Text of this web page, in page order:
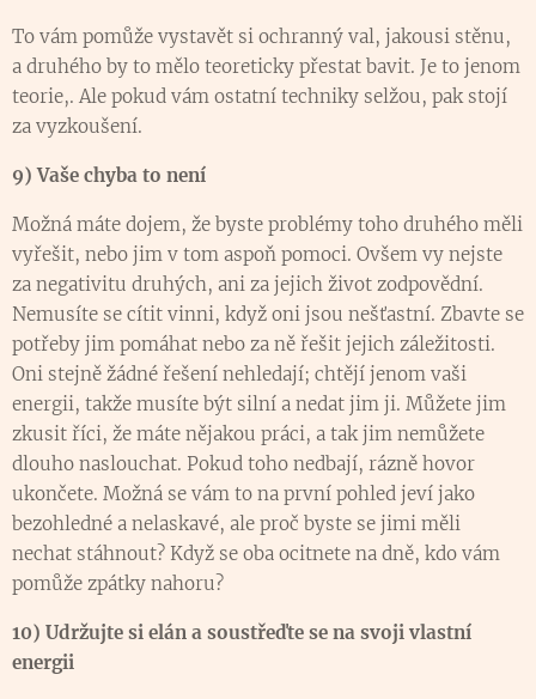
To vám pomůže vystavět si ochranný val, jakousi stěnu,
a druhého by to mělo teoreticky přestat bavit. Je to jenom
teorie,. Ale pokud vám ostatní techniky selžou, pak stojí
za vyzkoušení.
9) Vaše chyba to není
Možná máte dojem, že byste problémy toho druhého měli
vyřešit, nebo jim v tom aspoň pomoci. Ovšem vy nejste
za negativitu druhých, ani za jejich život zodpovědní.
Nemusíte se cítit vinni, když oni jsou nešťastní. Zbavte se
potřeby jim pomáhat nebo za ně řešit jejich záležitosti.
Oni stejně žádné řešení nehledají; chtějí jenom vaši
energii, takže musíte být silní a nedat jim ji. Můžete jim
zkusit říci, že máte nějakou práci, a tak jim nemůžete
dlouho naslouchat. Pokud toho nedbají, rázně hovor
ukončete. Možná se vám to na první pohled jeví jako
bezohledné a nelaskavé, ale proč byste se jimi měli
nechat stáhnout? Když se oba ocitnete na dně, kdo vám
pomůže zpátky nahoru?
10) Udržujte si elán a soustřeďte se na svoji vlastní
energii